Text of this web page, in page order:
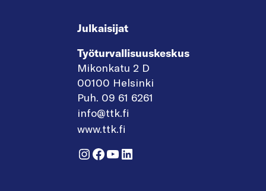
Julkaisijat
Työturvallisuuskeskus
Mikonkatu 2 D
00100 Helsinki
Puh. 09 61 6261
info@ttk.fi
www.ttk.fi
Instagram
Facebook
YouTube
LinkedIn